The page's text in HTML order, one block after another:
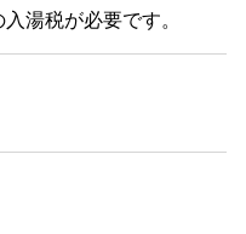
湯税が必要です。